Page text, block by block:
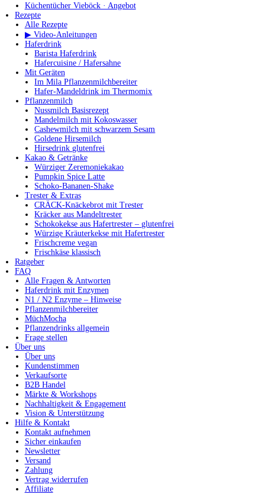
Küchentücher Vieböck · Angebot
Rezepte
Alle Rezepte
▶ Video-Anleitungen
Haferdrink
Barista Haferdrink
Hafercuisine / Hafersahne
Mit Geräten
Im Mila Pflanzenmilchbereiter
Hafer-Mandeldrink im Thermomix
Pflanzenmilch
Nussmilch Basisrezept
Mandelmilch mit Kokoswasser
Cashewmilch mit schwarzem Sesam
Goldene Hirsemilch
Hirsedrink glutenfrei
Kakao & Getränke
Würziger Zeremoniekakao
Pumpkin Spice Latte
Schoko-Bananen-Shake
Trester & Extras
CRÄCK-Knäckebrot mit Trester
Kräcker aus Mandeltrester
Schokokekse aus Hafertrester – glutenfrei
Würzige Kräuterkekse mit Hafertrester
Frischcreme vegan
Frischkäse klassisch
Ratgeber
FAQ
Alle Fragen & Antworten
Haferdrink mit Enzymen
N1 / N2 Enzyme – Hinweise
Pflanzenmilchbereiter
MüchMocha
Pflanzendrinks allgemein
Frage stellen
Über uns
Über uns
Kundenstimmen
Verkaufsorte
B2B Handel
Märkte & Workshops
Nachhaltigkeit & Engagement
Vision & Unterstützung
Hilfe & Kontakt
Kontakt aufnehmen
Sicher einkaufen
Newsletter
Versand
Zahlung
Vertrag widerrufen
Affiliate